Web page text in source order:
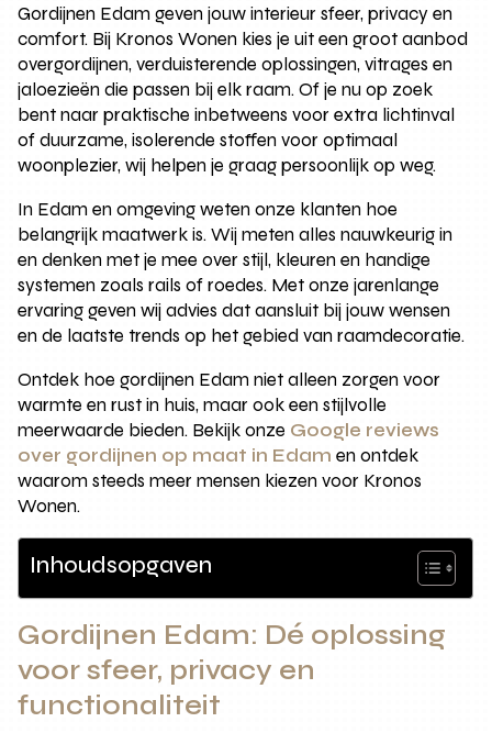
Gordijnen Edam geven jouw interieur sfeer, privacy en
comfort. Bij Kronos Wonen kies je uit een groot aanbod
overgordijnen, verduisterende oplossingen, vitrages en
jaloezieën die passen bij elk raam. Of je nu op zoek
bent naar praktische inbetweens voor extra lichtinval
of duurzame, isolerende stoffen voor optimaal
woonplezier, wij helpen je graag persoonlijk op weg.
In Edam en omgeving weten onze klanten hoe
belangrijk maatwerk is. Wij meten alles nauwkeurig in
en denken met je mee over stijl, kleuren en handige
systemen zoals rails of roedes. Met onze jarenlange
ervaring geven wij advies dat aansluit bij jouw wensen
en de laatste trends op het gebied van raamdecoratie.
Ontdek hoe gordijnen Edam niet alleen zorgen voor
warmte en rust in huis, maar ook een stijlvolle
meerwaarde bieden. Bekijk onze Google reviews
over gordijnen op maat in Edam en ontdek
waarom steeds meer mensen kiezen voor Kronos
Wonen.
Inhoudsopgaven
Gordijnen Edam: Dé oplossing
voor sfeer, privacy en
functionaliteit